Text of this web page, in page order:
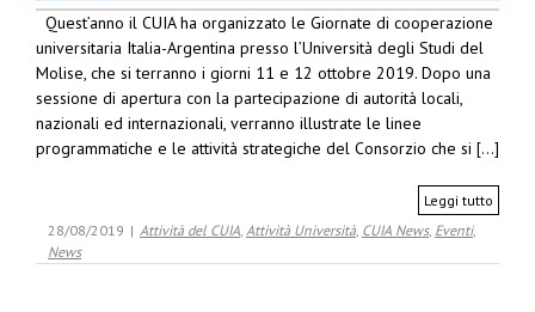
Quest’anno il CUIA ha organizzato le Giornate di cooperazione
universitaria Italia-Argentina presso l’Università degli Studi del
Molise, che si terranno i giorni 11 e 12 ottobre 2019. Dopo una
sessione di apertura con la partecipazione di autorità locali,
nazionali ed internazionali, verranno illustrate le linee
programmatiche e le attività strategiche del Consorzio che si [...]
Leggi tutto
28/08/2019 | Attività del CUIA, Attività Università, CUIA News, Eventi,
News